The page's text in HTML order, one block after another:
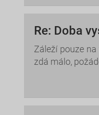
Re: Doba
Záleží pouze
zdá málo,